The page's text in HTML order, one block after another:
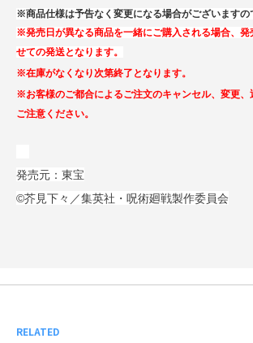
※商品仕様は予告なく変更になる場合がございますの
※発売日が異なる商品を一緒にご購入される場合、発
せての発送となります。
※在庫がなくなり次第終了となります。
※お客様のご都合によるご注文のキャンセル、変更、
ご注意ください。
発売元：東宝
©芥見下々／集英社・呪術廻戦製作委員会
RELATED